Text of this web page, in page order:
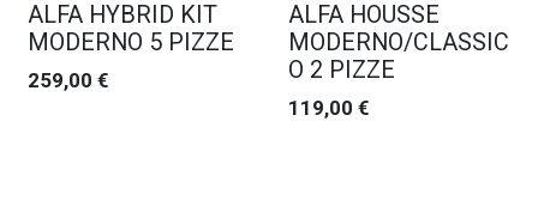
ALFA HYBRID KIT
MODERNO 5 PIZZE
259,00 €
ALFA HOUSSE
MODERNO/CLASSIC
O 2 PIZZE
119,00 €